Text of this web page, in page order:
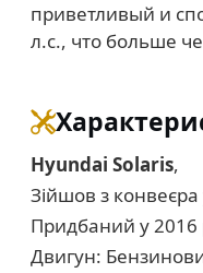
приветливый и
л.с., что больше
Hyundai Solaris,
Зійшов з конвеєра
Придбаний у 2016
Двигун: